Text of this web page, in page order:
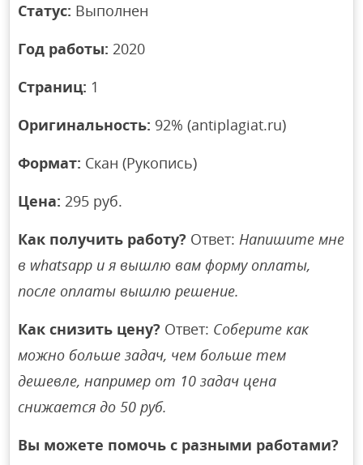
Статус: Выполнен
Год работы: 2020
Страниц: 1
Оригинальность: 92% (antiplagiat.ru)
Формат: Скан (Рукопись)
Цена: 295 руб.
Как получить работу? Ответ:Напишите мне
в whatsapp и я вышлю вам форму оплаты,
после оплаты вышлю решение.
Как снизить цену? Ответ: Соберите как
можно больше задач, чем больше тем
дешевле, например от 10 задач цена
снижается до 50 руб.
Вы можете помочь с разными работами?